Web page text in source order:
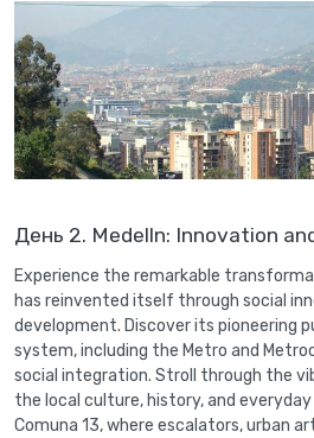
День 2. Medelln: Innovation
Experience the remarkable
has reinvented itself through social
development. Discover its pioneering
system, including the Metro and
social integration. Stroll through the
the local culture, history, and
Comuna 13, where escalators, urban